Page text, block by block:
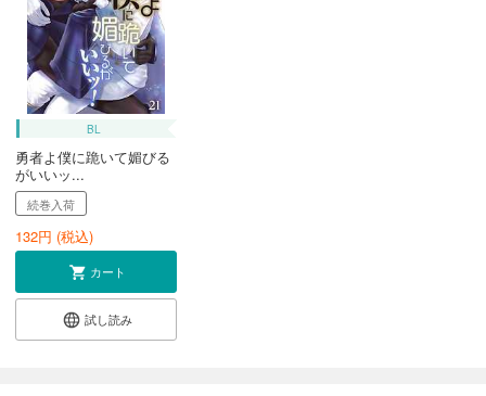
BL
勇者よ僕に跪いて媚びる
がいいッ...
続巻入荷
132円 (税込)
カート
試し読み